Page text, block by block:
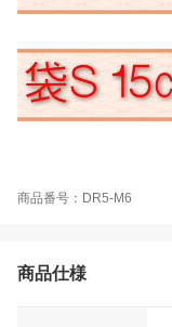
商品番号：DR5-M6
商品仕様